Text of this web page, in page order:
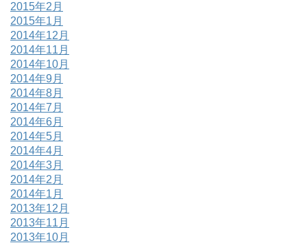
2015年2月
2015年1月
2014年12月
2014年11月
2014年10月
2014年9月
2014年8月
2014年7月
2014年6月
2014年5月
2014年4月
2014年3月
2014年2月
2014年1月
2013年12月
2013年11月
2013年10月